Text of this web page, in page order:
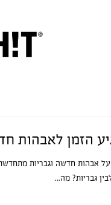
הזמן לאבהות
אבהות חדשה וגבריות
גבריות? מה...